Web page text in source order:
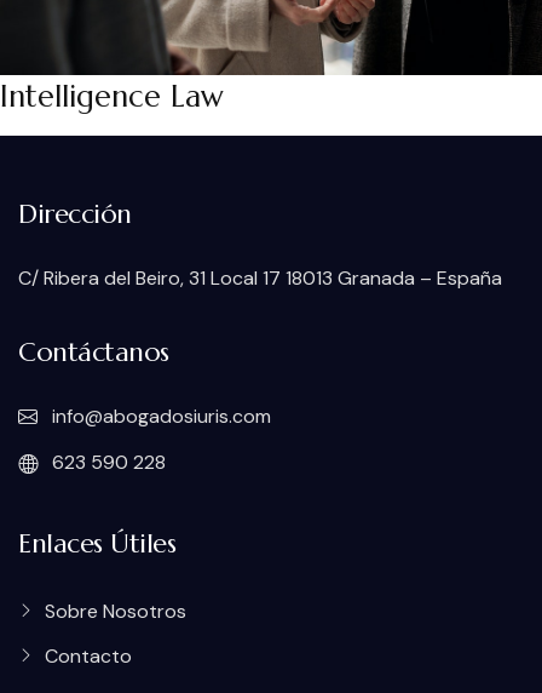
Intelligence Law
Dirección
C/ Ribera del Beiro, 31 Local 17 18013 Granada – España
Contáctanos
info@abogadosiuris.com
623 590 228
Enlaces Útiles
Sobre Nosotros
Contacto